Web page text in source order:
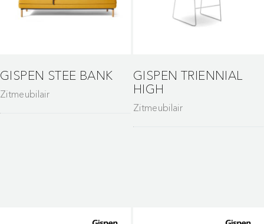
GISPEN STEE BANK
Zitmeubilair
GISPEN TRIENNIAL
HIGH
Zitmeubilair